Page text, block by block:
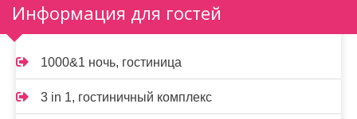
Информация для гостей
1000&1 ночь, гостиница
3 in 1, гостиничный комплекс